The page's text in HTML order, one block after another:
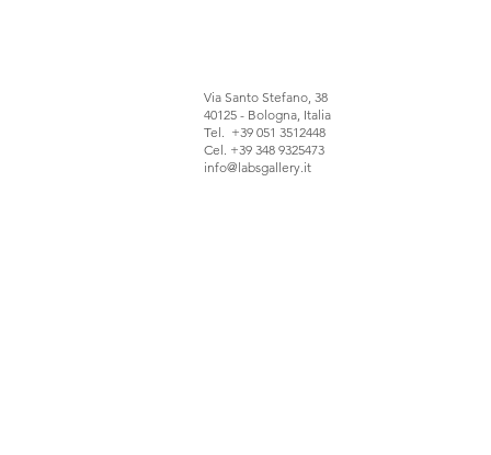
Via Santo Stefano, 38
40125 - Bologna, Italia
Tel. +39 051 3512448
Cel. +39 348 9325473
info@labsgallery.it